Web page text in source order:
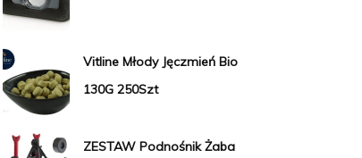
Vitline Młody Jęczmień Bio
130G 250Szt
ZESTAW Podnośnik Żaba